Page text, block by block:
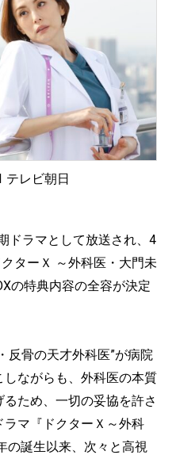
テレビ朝日
ドラマとして放送され、4
ターＸ ～外科医・大門未
の特典内容の全容が決定
反骨の天才外科医”が病院
ながらも、外科医の本質
ため、一切の妥協を許さ
マ『ドクターＸ～外科
の誕生以来、次々と高視